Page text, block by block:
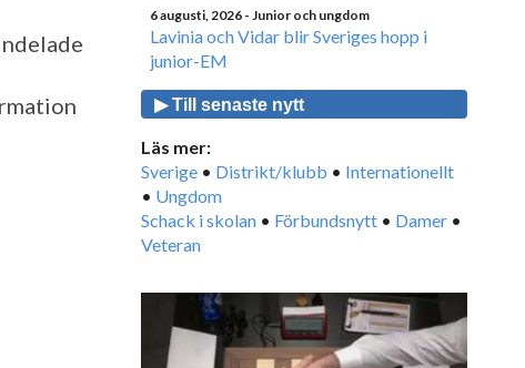
6 augusti, 2026 - Junior och ungdom
Lavinia och Vidar blir Sveriges hopp i
junior-EM
▶ Till senaste nytt
Läs mer:
Sverige • Distrikt/klubb • Internationellt
• Ungdom
Schack i skolan • Förbundsnytt • Damer •
Veteran